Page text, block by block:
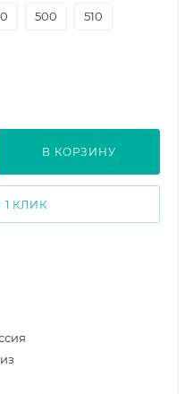
500 510
В КОРЗИНУ
1 КЛИК